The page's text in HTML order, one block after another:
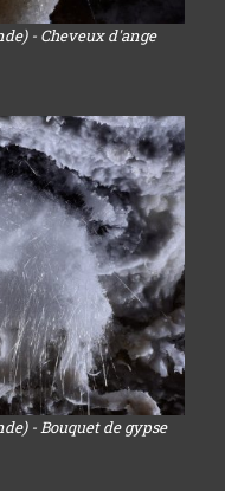
- Cheveux d'ange
- Bouquet de gypse